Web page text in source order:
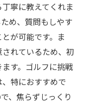
寧に教えてくれま
め、質問もしやす
が可能です。ま
れているため、初
す。ゴルフに挑戦
特におすすめで
、焦らずじっくり